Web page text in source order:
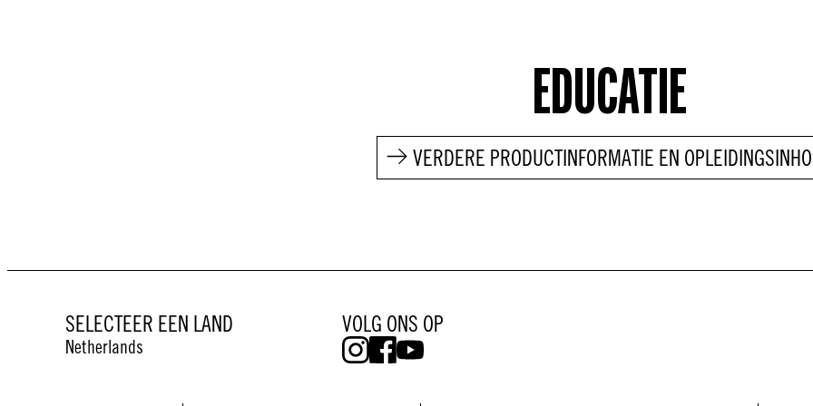
EDUCATIE
VERDERE PRODUCTINFORMATIE EN
SELECTEER EEN LAND
Netherlands
VOLG ONS OP